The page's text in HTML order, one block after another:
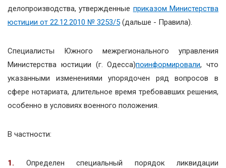
делопроизводства, утвержденные приказом Министерства
юстиции от 22.12.2010 № 3253/5 (дальше - Правила).
Специалисты Южного межрегионального управления
Министерства юстиции (г. Одесса)поинформировали, что
указанными изменениями упорядочен ряд вопросов в
сфере нотариата, длительное время требовавших решения,
особенно в условиях военного положения.
В частности:
1.
Определен специальный порядок ликвидации